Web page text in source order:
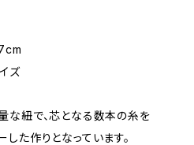
ズ
な紐で、芯となる数本の糸を
た作りとなっています。